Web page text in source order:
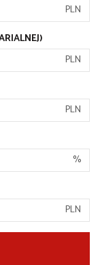
PLN
PLN
PLN
%
PLN